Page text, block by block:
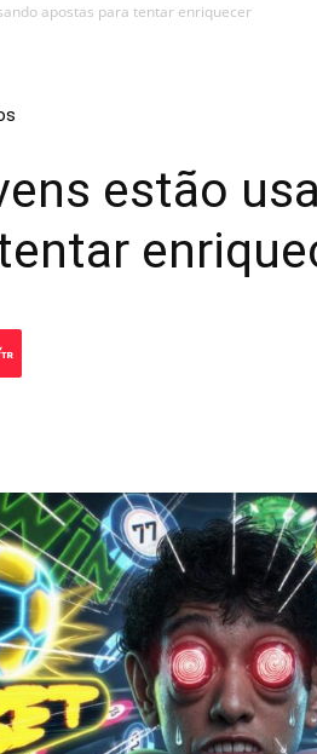
apostas para tentar enriquecer
estão